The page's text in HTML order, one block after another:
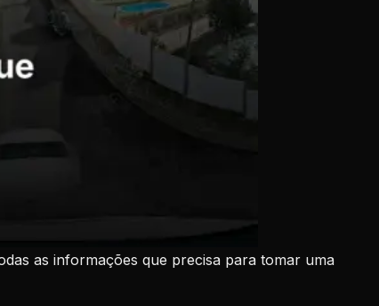
as informações que precisa para tomar uma